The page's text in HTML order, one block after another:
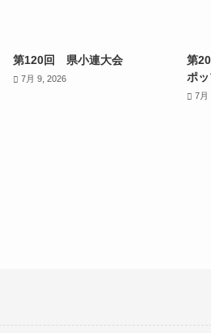
第120回 県小連大会
7月 9, 2026
第
ポ
7月